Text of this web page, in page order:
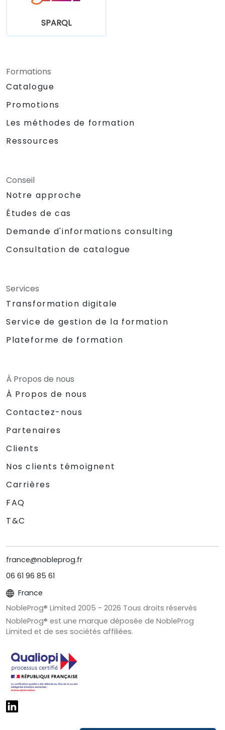
SPARQL
Formations
Catalogue
Promotions
Les méthodes de formation
Ressources
Conseil
Notre approche
Études de cas
Demande d'informations consulting
Consultation de catalogue
Services
Transformation digitale
Service de gestion de la formation
Plateforme de formation
À Propos de nous
À Propos de nous
Contactez-nous
Partenaires
Clients
Nos clients témoignent
Carrières
FAQ
T&C
france@nobleprog.fr
06 61 96 85 61
France
NobleProg® Limited 2005 - 2026 Tous droits réservés
NobleProg® est une marque déposée de NobleProg
Limited et de ses sociétés affiliées.